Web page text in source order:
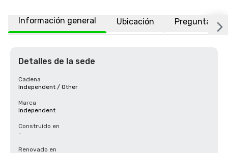
Información general Ubicación Preguntas
Detalles de la sede
Cadena
Independent / Other
Marca
Independent
Construido en
-
Renovado en